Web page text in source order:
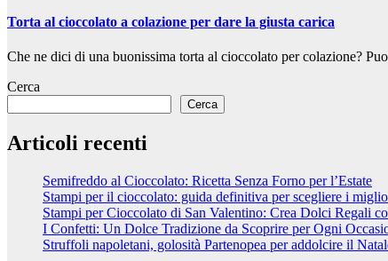
Torta al cioccolato a colazione per dare la giusta carica
Che ne dici di una buonissima torta al cioccolato per colazione?
Cerca
Cerca
Articoli recenti
Semifreddo al Cioccolato: Ricetta Senza Forno per l’Estate
Stampi per il cioccolato: guida definitiva per scegliere i
Stampi per Cioccolato di San Valentino: Crea Dolci Regali
I Confetti: Un Dolce Tradizione da Scoprire per Ogni
Struffoli napoletani, golosità Partenopea per addolcire il